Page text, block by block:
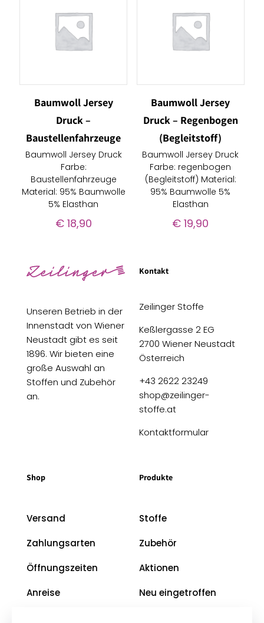
Baumwoll Jersey
Druck –
Baustellenfahrzeuge
Baumwoll Jersey Druck
Farbe:
Baustellenfahrzeuge
Material: 95% Baumwolle
5% Elasthan
€18,90
Baumwoll Jersey
Druck – Regenbogen
(Begleitstoff)
Baumwoll Jersey Druck
Farbe: regenbogen
(Begleitstoff) Material:
95% Baumwolle 5%
Elasthan
€ 19,90
Unseren Betrieb in der
Innenstadt von Wiener
Neustadt gibt es seit
1896. Wir bieten eine
große Auswahl an
Stoffen und Zubehör
an.
Kontakt
Zeilinger Stoffe
Keßlergasse 2 EG
2700 Wiener Neustadt
Österreich
+43 2622 23249
shop@zeilinger-
stoffe.at
Kontaktformular
Shop
Versand
Zahlungsarten
Öffnungszeiten
Anreise
Produkte
Stoffe
Zubehör
Aktionen
Neu eingetroffen